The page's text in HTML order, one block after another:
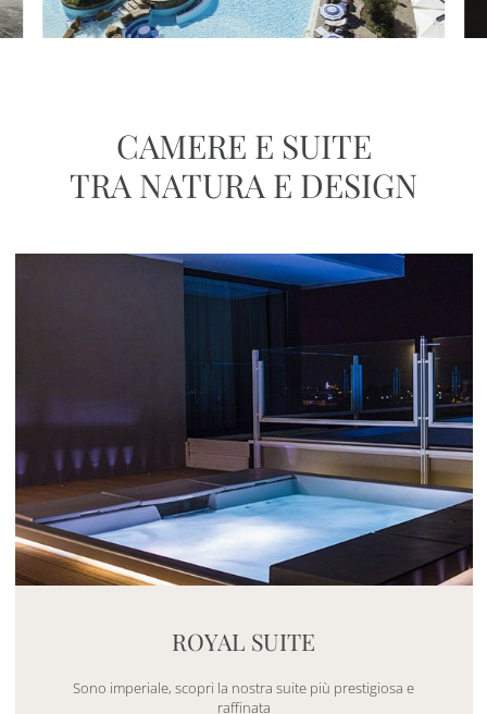
CAMERE E SUITE
TRA NATURA E DESIGN
ROYAL SUITE
Sono imperiale, scopri la nostra suite più prestigiosa e
raffinata